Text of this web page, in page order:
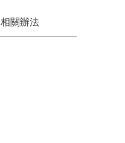
相關辦法